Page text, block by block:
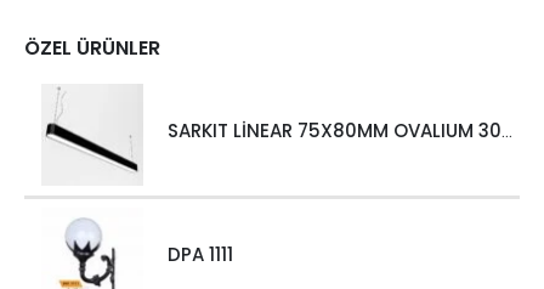
ÖZEL ÜRÜNLER
SARKIT LİNEAR 75X80MM OVALIUM 30W 4000 LM MT
DPA 1111